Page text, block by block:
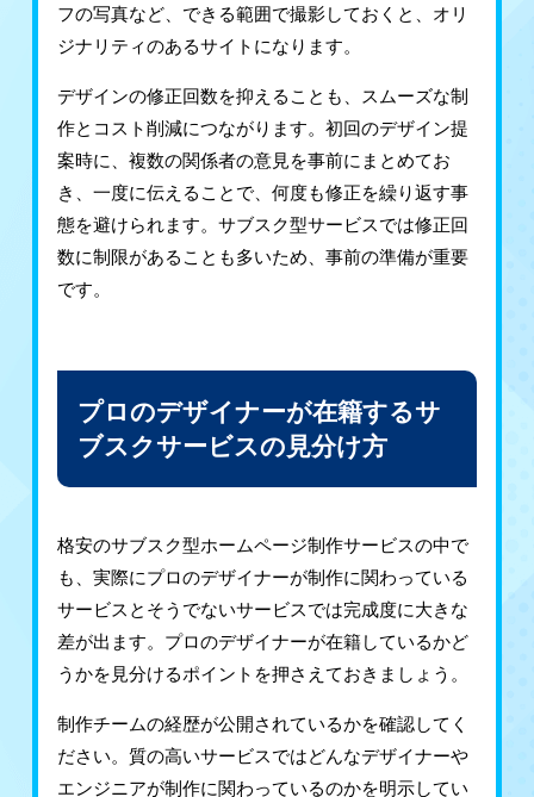
フの写真など、できる範囲で撮影しておくと、オリ
ジナリティのあるサイトになります。
デザインの修正回数を抑えることも、スムーズな制
作とコスト削減につながります。初回のデザイン提
案時に、複数の関係者の意見を事前にまとめてお
き、一度に伝えることで、何度も修正を繰り返す事
態を避けられます。サブスク型サービスでは修正回
数に制限があることも多いため、事前の準備が重要
です。
プロのデザイナーが在籍するサ
ブスクサービスの見分け方
格安のサブスク型ホームページ制作サービスの中で
も、実際にプロのデザイナーが制作に関わっている
サービスとそうでないサービスでは完成度に大きな
差が出ます。プロのデザイナーが在籍しているかど
うかを見分けるポイントを押さえておきましょう。
制作チームの経歴が公開されているかを確認してく
ださい。質の高いサービスではどんなデザイナーや
エンジニアが制作に関わっているのかを明示してい